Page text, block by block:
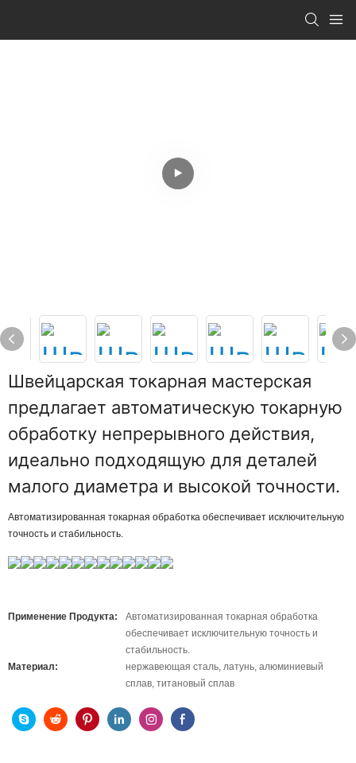
Швейцарская токарная мастерская
предлагает автоматическую токарную
обработку непрерывного действия,
идеально подходящую для деталей
малого диаметра и высокой точности.
Автоматизированная токарная обработка обеспечивает исключительную
точность и стабильность.
Применение Продукта:
Автоматизированная токарная обработка
обеспечивает исключительную точность и
стабильность.
Материал:
нержавеющая сталь, латунь, алюминиевый
сплав, титановый сплав